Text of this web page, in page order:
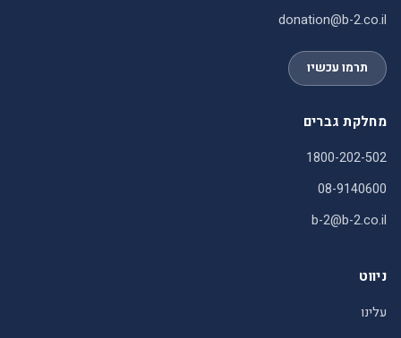
donation@b-2.co.il
תרמו עכשיו
מחלקת גברים
1800-202-502
08-9140600
b-2@b-2.co.il
ניווט
עלינו